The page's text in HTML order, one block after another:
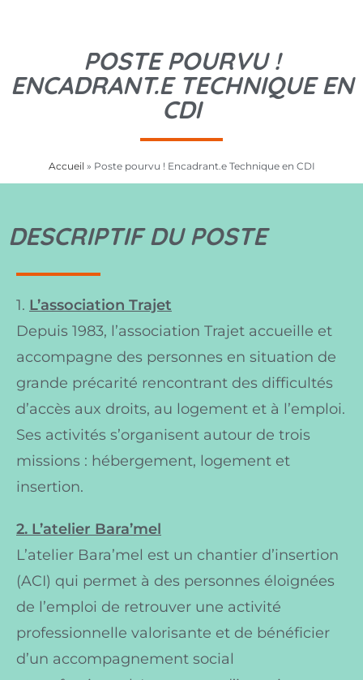
POSTE POURVU !
ENCADRANT.E TECHNIQUE EN
CDI
Accueil » Poste pourvu ! Encadrant.e Technique en CDI
DESCRIPTIF DU POSTE
1. L’association Trajet
Depuis 1983, l’association Trajet accueille et
accompagne des personnes en situation de
grande précarité rencontrant des difficultés
d’accès aux droits, au logement et à l’emploi.
Ses activités s’organisent autour de trois
missions : hébergement, logement et
insertion.
2. L’atelier Bara’mel
L’atelier Bara’mel est un chantier d’insertion
(ACI) qui permet à des personnes éloignées
de l’emploi de retrouver une activité
professionnelle valorisante et de bénéficier
d’un accompagnement social